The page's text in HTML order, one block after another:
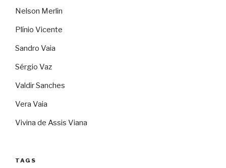
Nelson Merlin
Plínio Vicente
Sandro Vaia
Sérgio Vaz
Valdir Sanches
Vera Vaia
Vivina de Assis Viana
TAGS